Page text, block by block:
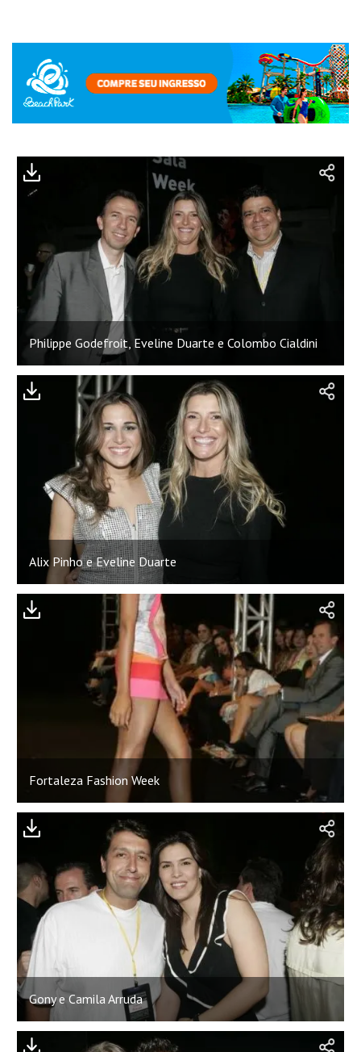
Philippe Godefroit, Eveline Duarte e Colombo Cialdini
Alix Pinho e Eveline Duarte
Fortaleza Fashion Week
Gony e Camila Arruda